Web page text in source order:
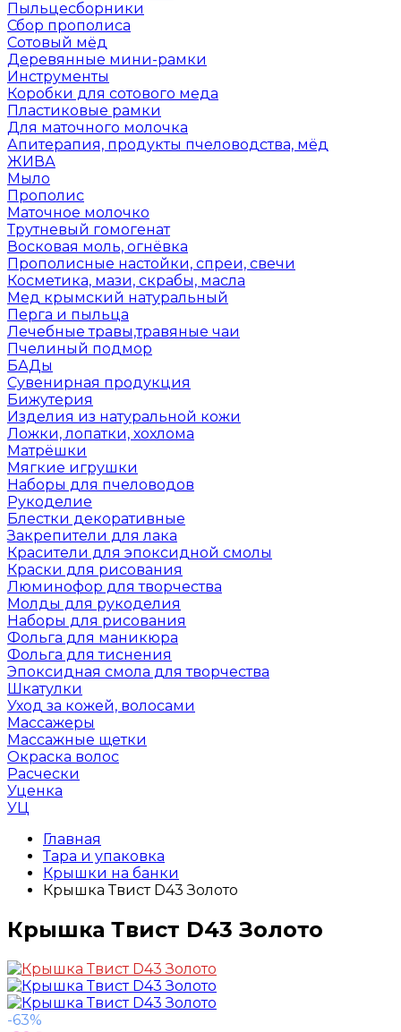
Пыльцесборники
Сбор прополиса
Сотовый мёд
Деревянные мини-рамки
Инструменты
Коробки для сотового меда
Пластиковые рамки
Для маточного молочка
Апитерапия, продукты пчеловодства, мёд
ЖИВА
Мыло
Прополис
Маточное молочко
Трутневый гомогенат
Восковая моль, огнёвка
Прополисные настойки, спреи, свечи
Косметика, мази, скрабы, масла
Мед крымский натуральный
Перга и пыльца
Лечебные травы,травяные чаи
Пчелиный подмор
БАДы
Сувенирная продукция
Бижутерия
Изделия из натуральной кожи
Ложки, лопатки, хохлома
Матрёшки
Мягкие игрушки
Наборы для пчеловодов
Рукоделие
Блестки декоративные
Закрепители для лака
Красители для эпоксидной смолы
Краски для рисования
Люминофор для творчества
Молды для рукоделия
Наборы для рисования
Фольга для маникюра
Фольга для тиснения
Эпоксидная смола для творчества
Шкатулки
Уход за кожей, волосами
Массажеры
Массажные щетки
Окраска волос
Расчески
Уценка
УЦ
Главная
Тара и упаковка
Крышки на банки
Крышка Твист D43 Золото
Крышка Твист D43 Золото
-63%